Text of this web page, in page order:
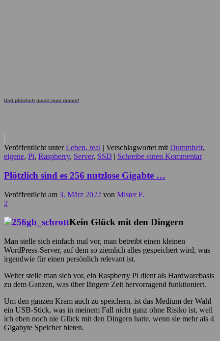
Und plötzlich guckt man dumm!
Veröffentlicht unter Leben, real | Verschlagwortet mit Dummheit,
eigene, Pi, Raspberry, Server, SSD | Schreibe einen Kommentar
Plötzlich sind es 256 nutzlose Gigabte …
Veröffentlicht am 3. März 2022 von Mister F.
2
Kein Glück mit den Dingern
Man stelle sich einfach mal vor, man betreibt einen kleinen
WordPress-Server, auf dem so ziemlich alles gespeichert wird, was
irgendwie für einen persönlich relevant ist.
Weiter stelle man sich vor, ein Raspberry Pi dient als Hardwarebasis
zu dem Ganzen, was über längere Zeit hervorragend funktioniert.
Um den ganzen Kram auch zu speichern, ist das Medium der Wahl
ein USB-Stick, was in meinem Fall nicht ganz ohne Risiko ist, weil
ich eben noch nie Glück mit den Dingern hatte, wenn sie mehr als 4
Gigabyte Speicher bieten.